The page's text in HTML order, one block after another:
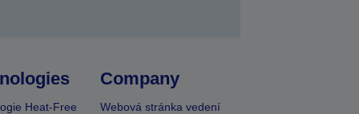
Heat-Free
Company
Webová stránka vedení